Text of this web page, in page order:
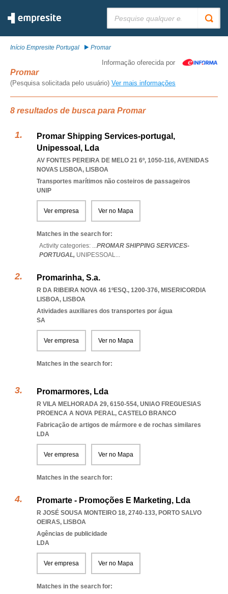
Início Empresite Portugal Promar
Informação oferecida por
Promar
(Pesquisa solicitada pelo usuário) Ver mais informações
8 resultados de busca para Promar
Promar Shipping Services-portugal,
Unipessoal, Lda
AV FONTES PEREIRA DE MELO 21 6º, 1050-116, AVENIDAS
NOVAS LISBOA, LISBOA
Transportes marítimos não costeiros de passageiros
UNIP
Ver empresa Ver no Mapa
Matches in the search for:
Activity categories: ...PROMAR SHIPPING SERVICES-
PORTUGAL, UNIPESSOAL...
Promarinha, S.a.
R DA RIBEIRA NOVA 46 1ºESQ., 1200-376, MISERICORDIA
LISBOA, LISBOA
Atividades auxiliares dos transportes por água
SA
Ver empresa Ver no Mapa
Matches in the search for:
Promarmores, Lda
R VILA MELHORADA 29, 6150-554, UNIAO FREGUESIAS
PROENCA A NOVA PERAL, CASTELO BRANCO
Fabricação de artigos de mármore e de rochas similares
LDA
Ver empresa Ver no Mapa
Matches in the search for:
Promarte - Promoções E Marketing, Lda
R JOSÉ SOUSA MONTEIRO 18, 2740-133, PORTO SALVO
OEIRAS, LISBOA
Agências de publicidade
LDA
Ver empresa Ver no Mapa
Matches in the search for: